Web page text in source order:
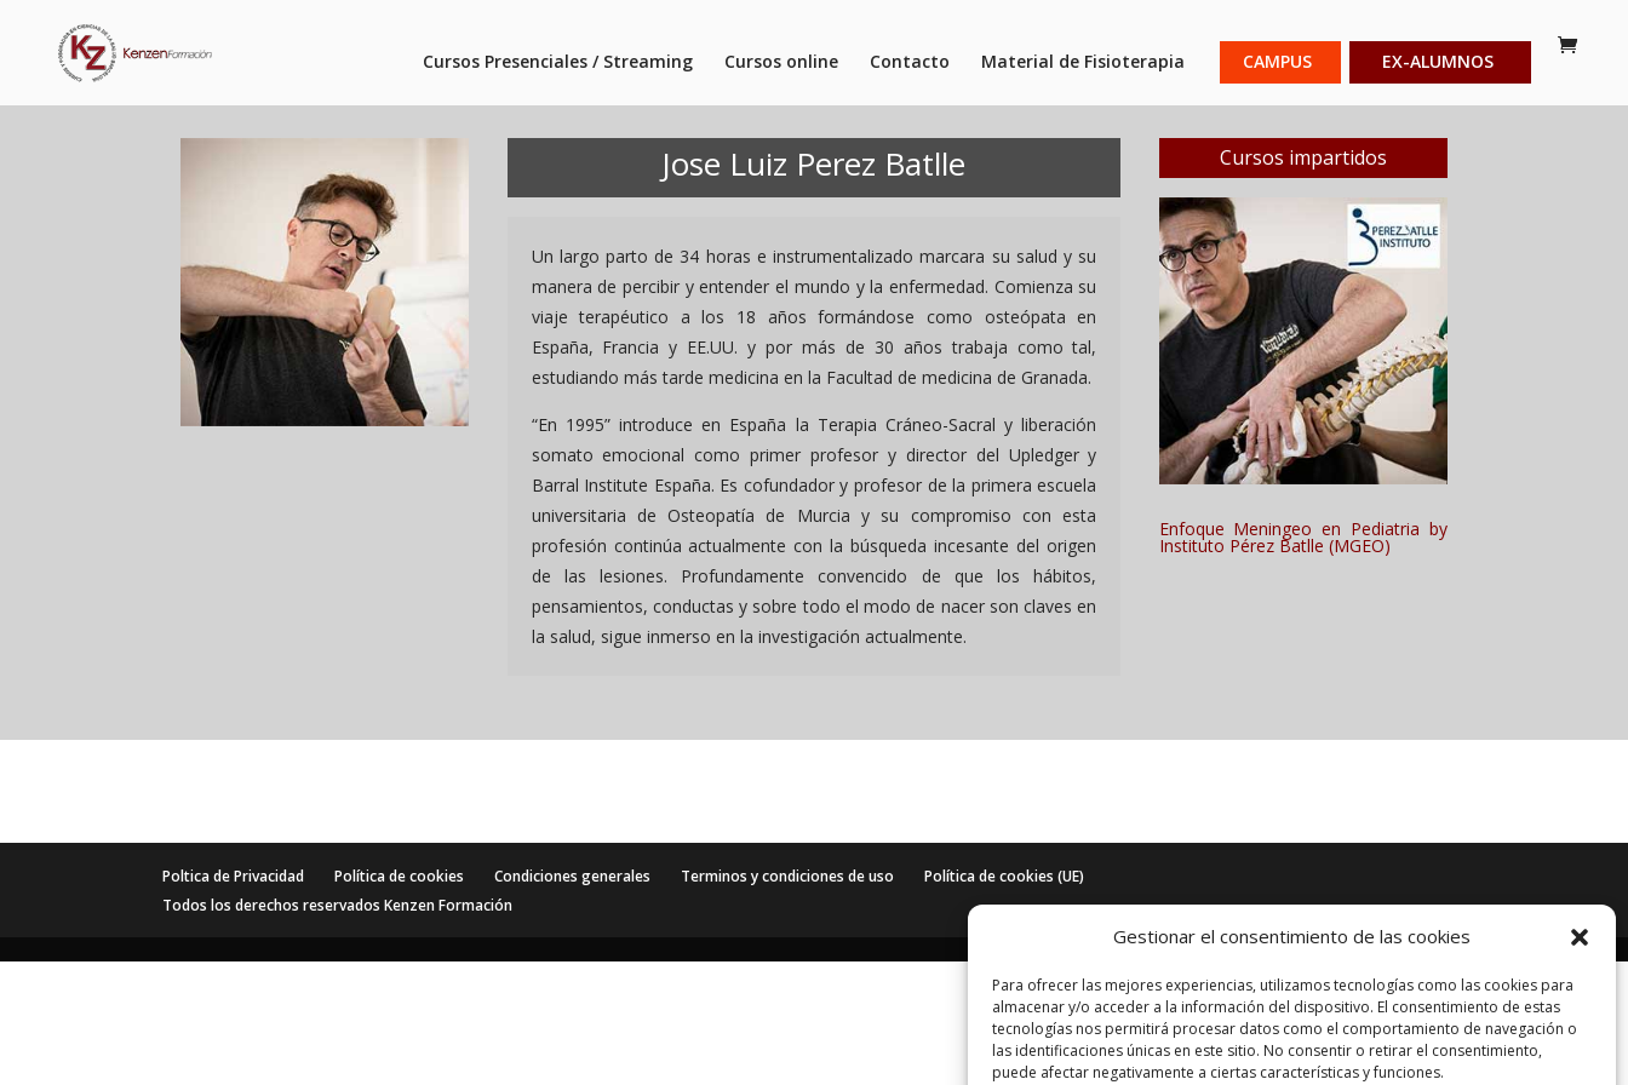
Gestionar el consentimiento de las cookies
Para ofrecer las mejores experiencias, utilizamos tecnologías como las cookies para
almacenar y/o acceder a la información del dispositivo. El consentimiento de estas
tecnologías nos permitirá procesar datos como el comportamiento de navegación o
las identificaciones únicas en este sitio. No consentir o retirar el consentimiento,
puede afectar negativamente a ciertas características y funciones.
Cursos Presenciales / Streaming Cursos online Contacto Material de Fisioterapia CAMPUS EX-ALUMNOS
Jose Luiz Perez Batlle
Un largo parto de 34 horas e instrumentalizado marcara su salud y su
manera de percibir y entender el mundo y la enfermedad. Comienza su
viaje terapéutico a los 18 años formándose como osteópata en
España, Francia y EE.UU. y por más de 30 años trabaja como tal,
estudiando más tarde medicina en la Facultad de medicina de Granada.
“En 1995” introduce en España la Terapia Cráneo-Sacral y liberación
somato emocional como primer profesor y director del Upledger y
Barral Institute España. Es cofundador y profesor de la primera escuela
universitaria de Osteopatía de Murcia y su compromiso con esta
profesión continúa actualmente con la búsqueda incesante del origen
de las lesiones. Profundamente convencido de que los hábitos,
pensamientos, conductas y sobre todo el modo de nacer son claves en
la salud, sigue inmerso en la investigación actualmente.
Cursos impartidos
Enfoque Meningeo en Pediatria by
Instituto Pérez Batlle (MGEO)
Poltica de Privacidad Política de cookies Condiciones generales Terminos y condiciones de uso
Política de cookies (UE)
Todos los derechos reservados Kenzen Formación